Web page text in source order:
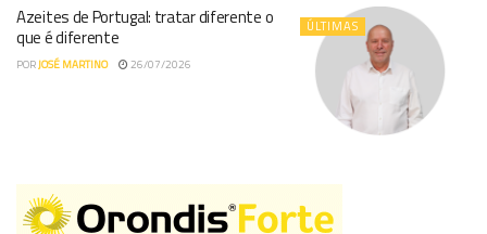
ÚLTIMAS
Azeites de Portugal: tratar diferente o
que é diferente
PORJOSÉ MARTINO 26/07/2026